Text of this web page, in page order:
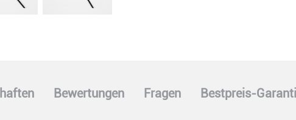
Bewertungen Fragen Bestpreis-